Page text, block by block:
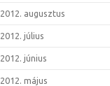
2012. augusztus
2012. július
2012. június
2012. május